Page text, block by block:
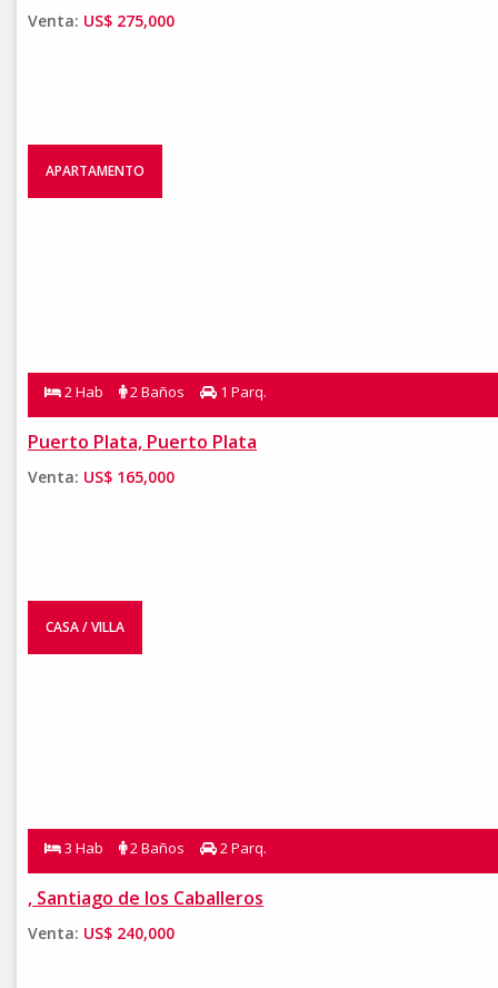
Venta: US$ 275,000
APARTAMENTO
2 Hab 2 Baños 1 Parq.
Puerto Plata, Puerto Plata
Venta: US$ 165,000
CASA / VILLA
3 Hab 2 Baños 2 Parq.
, Santiago de los Caballeros
Venta: US$ 240,000